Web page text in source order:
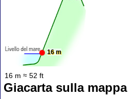
16 m
16 m ≈ 52 ft
Giacarta sulla mappa